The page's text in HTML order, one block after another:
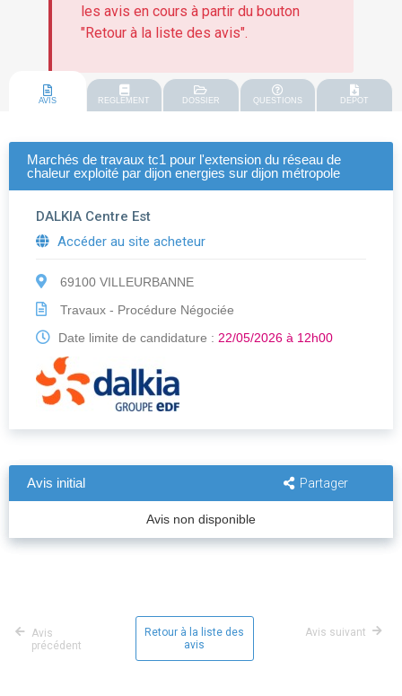
les avis en cours à partir du bouton
"Retour à la liste des avis".
AVIS REGLEMENT DOSSIER QUESTIONS DEPOT
Marchés de travaux tc1 pour l'extension du réseau de
chaleur exploité par dijon energies sur dijon métropole
DALKIA Centre Est
Accéder au site acheteur
69100 VILLEURBANNE
Travaux - Procédure Négociée
Date limite de candidature : 22/05/2026 à 12h00
Avis initial Partager
Avis non disponible
Avis
précédent
Retour à la liste des
avis
Avis suivant